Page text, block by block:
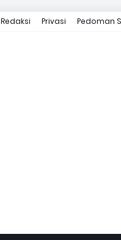
Redaksi Privasi Pedoman